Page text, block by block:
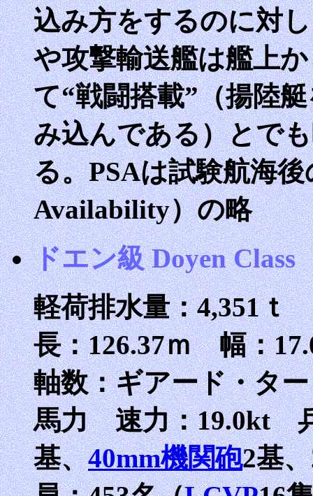
込み方をするのに対
や攻撃輸送艦は艦上
て“戦闘搭載”（揚陸
み込んである）とで
る。PSAは試験航海後
Availability）の略
ドエン級 Doyen Class
軽荷排水量：4,351
長：126.37ｍ 幅：
軸数：ギアード・タ
馬力 速力：19.0kt 兵
基、40mm機関砲2基